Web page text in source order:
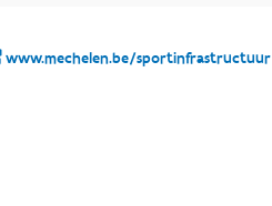
www.mechelen.be/sportinfrastructuur